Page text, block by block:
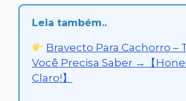
Leia também..
Bravecto Para Cachorro –
Você Precisa Saber →【
Claro!】